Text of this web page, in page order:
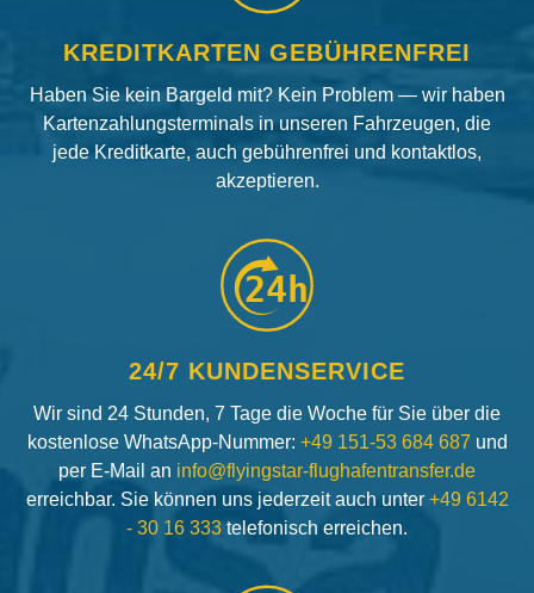
KREDITKARTEN GEBÜHRENFREI
Haben Sie kein Bargeld mit? Kein Problem — wir haben
Kartenzahlungsterminals in unseren Fahrzeugen, die
jede Kreditkarte, auch gebührenfrei und kontaktlos,
akzeptieren.
24h
24/7 KUNDENSERVICE
Wir sind 24 Stunden, 7 Tage die Woche für Sie über die
kostenlose WhatsApp-Nummer: +49 151-53 684 687 und
per E-Mail an info@flyingstar-flughafentransfer.de
erreichbar. Sie können uns jederzeit auch unter +49 6142
- 30 16 333 telefonisch erreichen.